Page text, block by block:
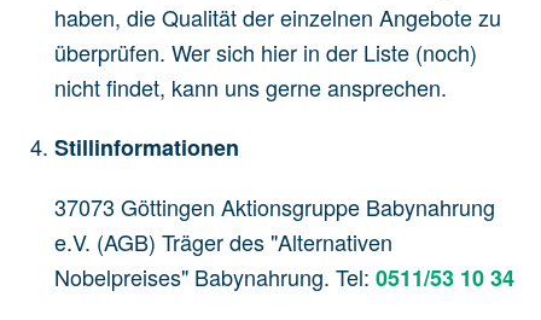
haben, die Qualität der einzelnen Angebote zu
überprüfen. Wer sich hier in der Liste (noch)
nicht findet, kann uns gerne ansprechen.
Stillinformationen
37073 Göttingen Aktionsgruppe Babynahrung
e.V. (AGB) Träger des "Alternativen
Nobelpreises" Babynahrung. Tel: 0511/53 10 34